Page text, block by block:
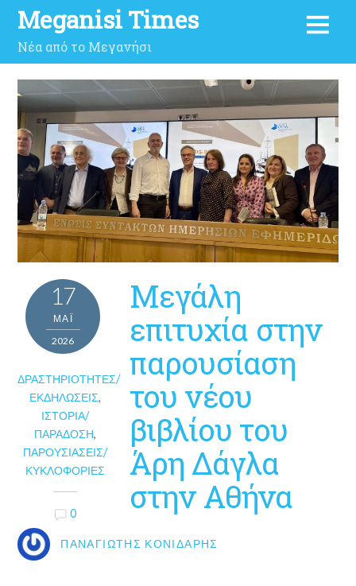
Meganisi Times
Νέα από το Μεγανήσι
17
ΜΑΪ́
2026
ΔΡΑΣΤΗΡΙΌΤΗΤΕΣ/
ΕΚΔΗΛΏΣΕΙΣ,
ΙΣΤΟΡΊΑ/
ΠΑΡΆΔΟΣΗ,
ΠΑΡΟΥΣΙΆΣΕΙΣ/
ΚΥΚΛΟΦΟΡΊΕΣ
0
Μεγάλη
επιτυχία στην
παρουσίαση
του νέου
βιβλίου του
Άρη Δάγλα
στην Αθήνα
ΠΑΝΑΓΙΏΤΗΣ ΚΟΝΙΔΆΡΗΣ